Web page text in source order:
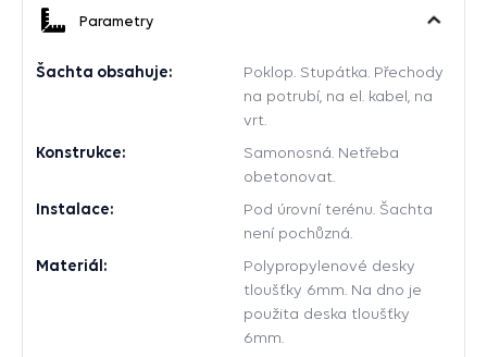
Parametry
Šachta obsahuje:
Poklop. Stupátka. Přechody
na potrubí, na el. kabel, na
vrt.
Konstrukce:
Samonosná. Netřeba
obetonovat.
Instalace:
Pod úrovní terénu. Šachta
není pochůzná.
Materiál:
Polypropylenové desky
tloušťky 6mm. Na dno je
použita deska tloušťky
6mm.